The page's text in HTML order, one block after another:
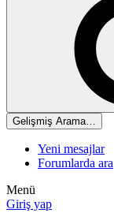
Gelişmiş Arama…
Yeni mesajlar
Forumlarda ara
Menü
Giriş yap